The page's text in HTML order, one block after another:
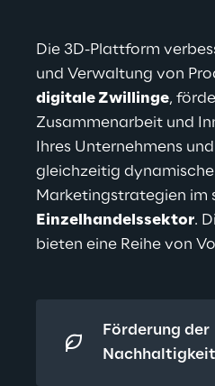
Die 3D-Plattform
und Verwaltung von
digitale Zwillinge,
Zusammenarbeit und
Ihres Unternehmens
gleichzeitig dynamische
Marketingstrategien im
Einzelhandelssektor.
bieten eine Reihe von
Förderung der
Nachhaltigkeit